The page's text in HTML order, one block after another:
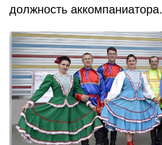
должность аккомпаниатора.